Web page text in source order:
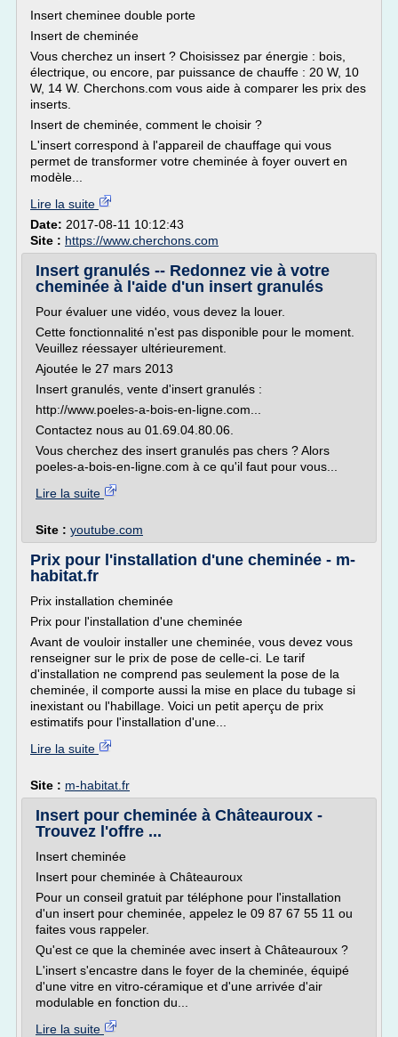
Insert cheminee double porte
Insert de cheminée
Vous cherchez un insert ? Choisissez par énergie : bois,
électrique, ou encore, par puissance de chauffe : 20 W, 10
W, 14 W. Cherchons.com vous aide à comparer les prix des
inserts.
Insert de cheminée, comment le choisir ?
L'insert correspond à l'appareil de chauffage qui vous
permet de transformer votre cheminée à foyer ouvert en
modèle...
Lire la suite
Date: 2017-08-11 10:12:43
Site : https://www.cherchons.com
Insert granulés -- Redonnez vie à votre
cheminée à l'aide d'un insert granulés
Pour évaluer une vidéo, vous devez la louer.
Cette fonctionnalité n'est pas disponible pour le moment.
Veuillez réessayer ultérieurement.
Ajoutée le 27 mars 2013
Insert granulés, vente d'insert granulés :
http://www.poeles-a-bois-en-ligne.com...
Contactez nous au 01.69.04.80.06.
Vous cherchez des insert granulés pas chers ? Alors
poeles-a-bois-en-ligne.com à ce qu'il faut pour vous...
Lire la suite
Site : youtube.com
Prix pour l'installation d'une cheminée - m-
habitat.fr
Prix installation cheminée
Prix pour l'installation d'une cheminée
Avant de vouloir installer une cheminée, vous devez vous
renseigner sur le prix de pose de celle-ci. Le tarif
d'installation ne comprend pas seulement la pose de la
cheminée, il comporte aussi la mise en place du tubage si
inexistant ou l'habillage. Voici un petit aperçu de prix
estimatifs pour l'installation d'une...
Lire la suite
Site : m-habitat.fr
Insert pour cheminée à Châteauroux -
Trouvez l'offre ...
Insert cheminée
Insert pour cheminée à Châteauroux
Pour un conseil gratuit par téléphone pour l'installation
d'un insert pour cheminée, appelez le 09 87 67 55 11 ou
faites vous rappeler.
Qu'est ce que la cheminée avec insert à Châteauroux ?
L'insert s'encastre dans le foyer de la cheminée, équipé
d'une vitre en vitro-céramique et d'une arrivée d'air
modulable en fonction du...
Lire la suite